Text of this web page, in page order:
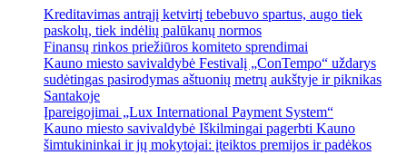
Kreditavimas antrąjį ketvirtį tebebuvo spartus, augo tiek
paskolų, tiek indėlių palūkanų normos
Finansų rinkos priežiūros komiteto sprendimai
Kauno miesto savivaldybė Festivalį „ConTempo“ uždarys
sudėtingas pasirodymas aštuonių metrų aukštyje ir piknikas
Santakoje
Įpareigojimai „Lux International Payment System“
Kauno miesto savivaldybė Iškilmingai pagerbti Kauno
šimtukininkai ir jų mokytojai: įteiktos premijos ir padėkos